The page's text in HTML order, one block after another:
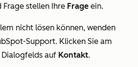
Frage stellen Ihre Frage ein.
nicht lösen können, wenden
Support. Klicken Sie am
Dialogfelds auf Kontakt.